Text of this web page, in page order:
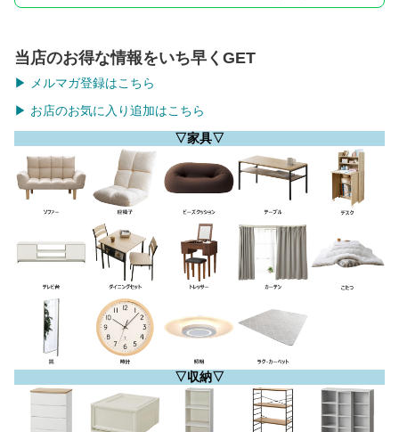
当店のお得な情報をいち早くGET
▶ メルマガ登録はこちら
▶ お店のお気に入り追加はこちら
▽家具▽
▽収納▽